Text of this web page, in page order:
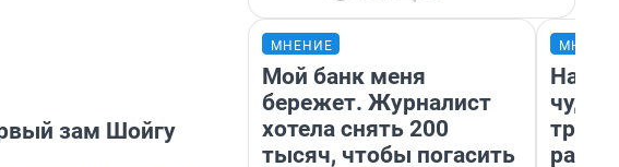
зам Шойгу
МНЕНИЕ
Мой банк меня
бережет. Журналист
хотела снять 200
тысяч, чтобы погасить